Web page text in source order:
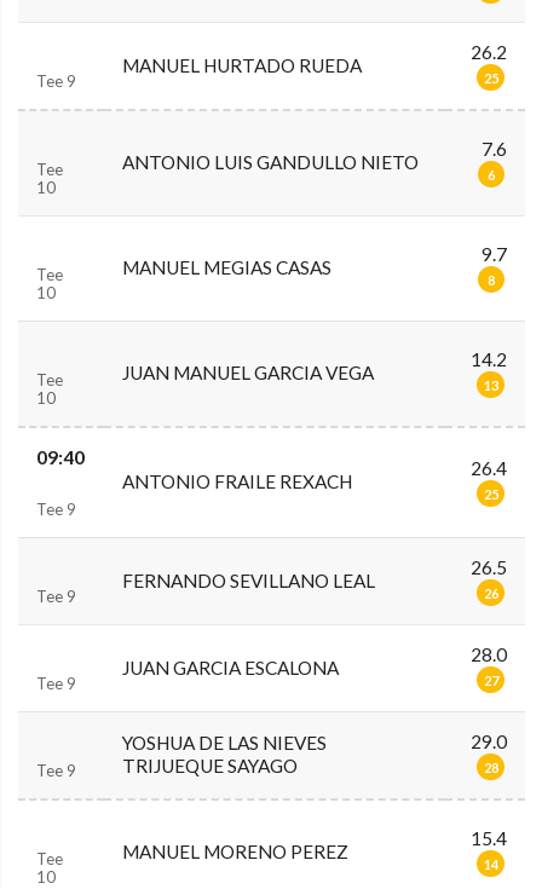
Tee 9
MANUEL HURTADO RUEDA
26.2
25
Tee
10
ANTONIO LUIS GANDULLO NIETO
7.6
6
Tee
10
MANUEL MEGIAS CASAS
9.7
8
Tee
10
JUAN MANUEL GARCIA VEGA
14.2
13
09:40
Tee 9
ANTONIO FRAILE REXACH
26.4
25
Tee 9
FERNANDO SEVILLANO LEAL
26.5
26
Tee 9
JUAN GARCIA ESCALONA
28.0
27
Tee 9
YOSHUA DE LAS NIEVES
TRIJUEQUE SAYAGO
29.0
28
Tee
10
MANUEL MORENO PEREZ
15.4
14